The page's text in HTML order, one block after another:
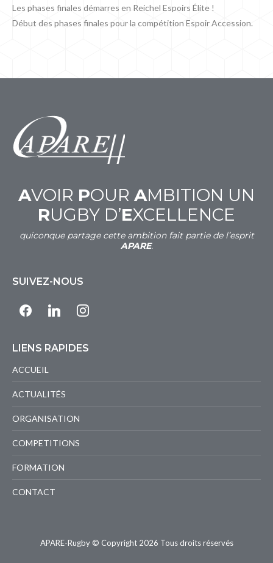
Les phases finales démarres en Reichel Espoirs Élite !
Début des phases finales pour la compétition Espoir Accession.
AVOIR POUR AMBITION UN
RUGBY D’EXCELLENCE
quiconque partage cette ambition fait partie de l’esprit
APARE.
SUIVEZ-NOUS
facebooklinkedin instagram
LIENS RAPIDES
ACCUEIL
ACTUALITÉS
ORGANISATION
COMPETITIONS
FORMATION
CONTACT
APARE-Rugby © Copyright 2026 Tous droits réservés